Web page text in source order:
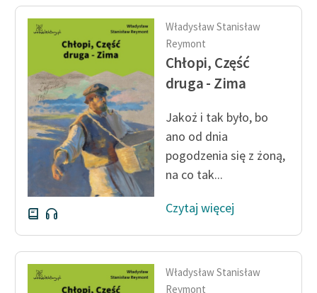
Władysław Stanisław
Reymont
Chłopi, Część
druga - Zima
Jakoż i tak było, bo
ano od dnia
pogodzenia się z żoną,
na co tak...
Czytaj więcej
Władysław Stanisław
Reymont